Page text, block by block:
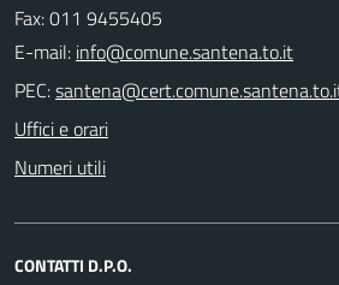
Fax: 011 9455405
E-mail:
PEC:
Uffici e orari
Numeri utili
CONTATTI D.P.O.